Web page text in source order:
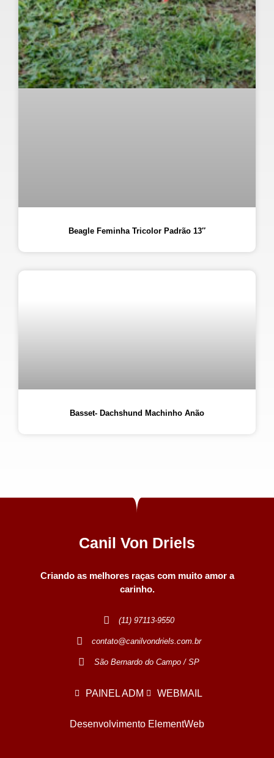
Beagle Feminha Tricolor Padrão 13″
Basset- Dachshund Machinho Anão
Canil Von Driels
Criando as melhores raças com muito amor a
carinho.
(11) 97113-9550
contato@canilvondriels.com.br
São Bernardo do Campo / SP
PAINEL ADM WEBMAIL
Desenvolvimento ElementWeb